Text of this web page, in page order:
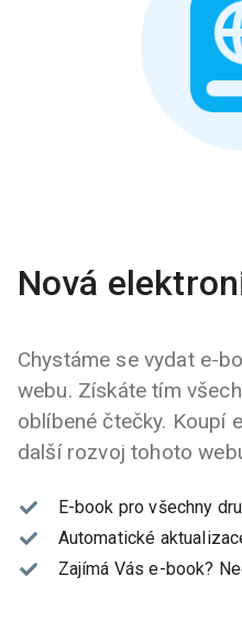
Nová
Chystáme se vydat e-
webu. Získáte tím
oblíbené čtečky. Koupí
další rozvoj tohoto
E-book pro všechny
Automatické
Zajímá Vás e-book?